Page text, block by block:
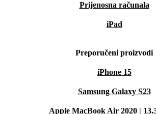
Prijenosna računala
iPad
Preporučeni proizvodi
iPhone 15
Samsung Galaxy S23
Apple MacBook Air 2020 |